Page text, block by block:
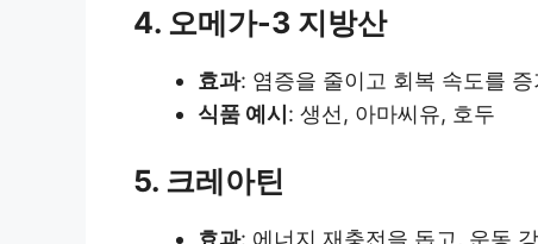
4. 오메가-3 지방산
효과: 염증을 줄이고 회복 속도를
식품 예시: 생선, 아마씨유, 호두
5. 크레아틴
효과: 에너지 재충전을 돕고, 운동